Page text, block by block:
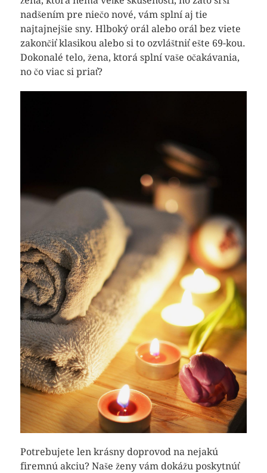
nadšením pre niečo nové, vám splní aj tie
najtajnejšie sny. Hlboký orál alebo orál bez viete
zakončiť klasikou alebo si to ozvláštniť ešte 69-kou.
Dokonalé telo, žena, ktorá splní vaše očakávania,
no čo viac si priať?
Potrebujete len krásny doprovod na nejakú
firemnú akciu? Naše ženy vám dokážu poskytnúť